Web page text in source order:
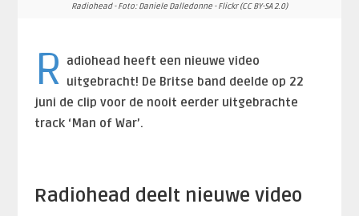
Radiohead - Foto: Daniele Dalledonne - Flickr (CC BY-SA 2.0)
R adiohead heeft een nieuwe video
uitgebracht! De Britse band deelde op 22
juni de clip voor de nooit eerder uitgebrachte
track ‘Man of War’.
Radiohead deelt nieuwe video